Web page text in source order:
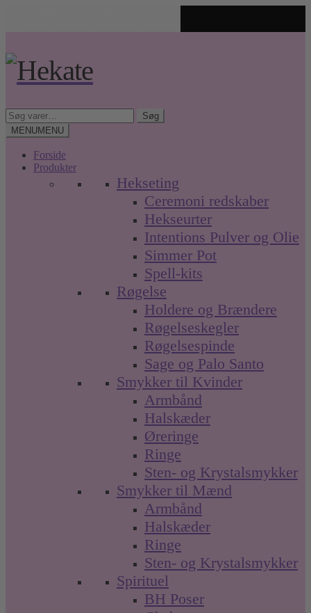
navigation
indhold
Søg
efter:
Søg
MENUMENU
Forside
Produkter
Hekseting
Ceremoni redskaber
Hekseurter
Intentions Pulver og Olie
Simmer Pot
Spell-kits
Røgelse
Holdere og Brændere
Røgelseskegler
Røgelsespinde
Sage og Palo Santo
Smykker til Kvinder
Armbånd
Halskæder
Øreringe
Ringe
Sten- og Krystalsmykker
Smykker til Mænd
Armbånd
Halskæder
Ringe
Sten- og Krystalsmykker
Spirituel
BH Poser